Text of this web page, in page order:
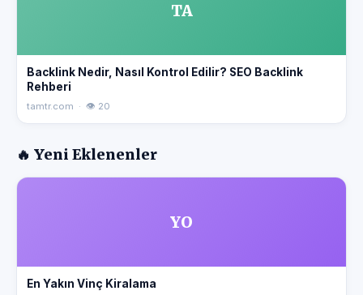
TA
Backlink Nedir, Nasıl Kontrol Edilir? SEO Backlink
Rehberi
tamtr.com · 👁 20
🔥 Yeni Eklenenler
YO
En Yakın Vinç Kiralama